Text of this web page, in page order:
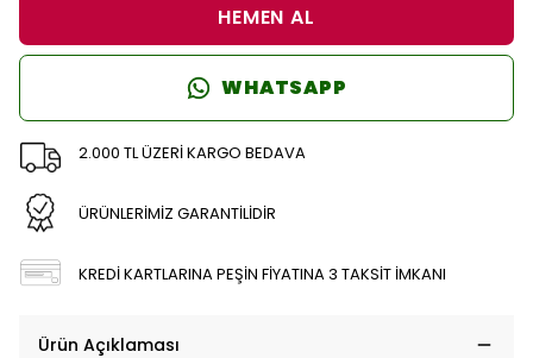
HEMEN AL
WHATSAPP
2.000 TL ÜZERİ KARGO BEDAVA
ÜRÜNLERİMİZ GARANTİLİDİR
KREDİ KARTLARINA PEŞİN FİYATINA 3 TAKSİT İMKANI
Ürün Açıklaması